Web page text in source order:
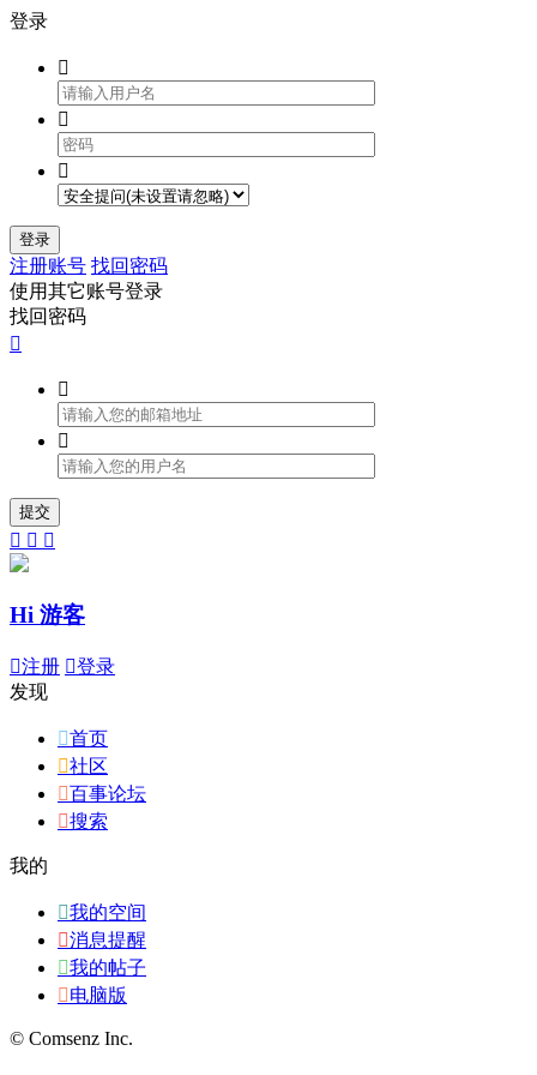
登录



登录
注册账号 找回密码
使用其它账号登录
找回密码



提交
  
Hi 游客
注册 登录
发现
首页
社区
百事论坛
搜索
我的
我的空间
消息提醒
我的帖子
电脑版
© Comsenz Inc.